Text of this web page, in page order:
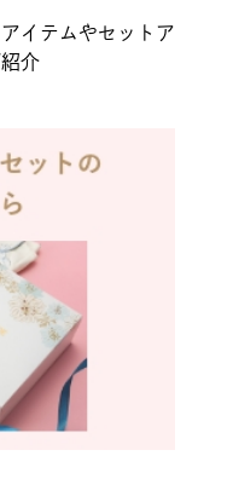
イテムやセットア
介